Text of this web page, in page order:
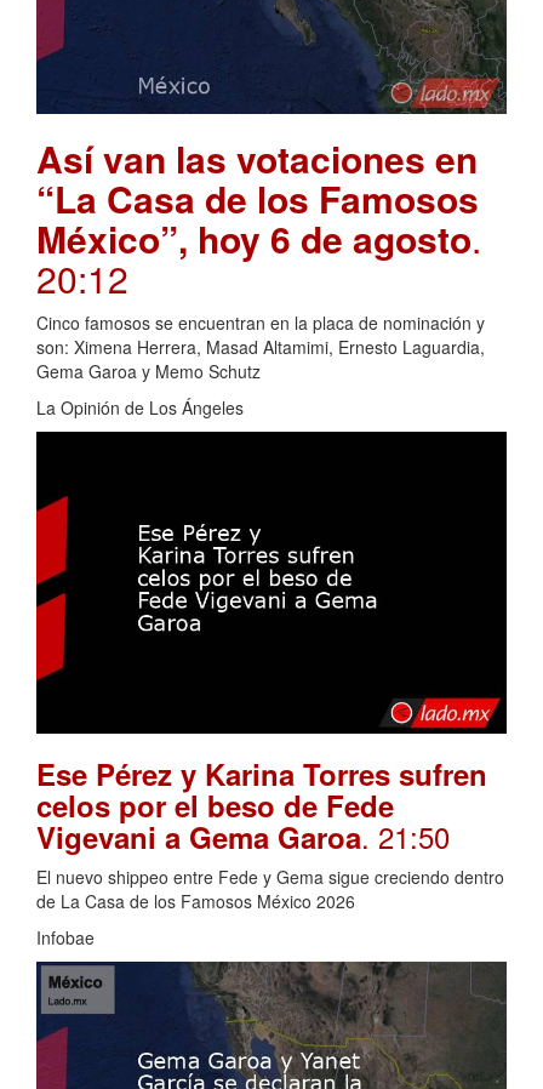
Así van las votaciones en
“La Casa de los Famosos
México”, hoy 6 de agosto.
20:12
Cinco famosos se encuentran en la placa de nominación y
son: Ximena Herrera, Masad Altamimi, Ernesto Laguardia,
Gema Garoa y Memo Schutz
La Opinión de Los Ángeles
Ese Pérez y Karina Torres sufren
celos por el beso de Fede
Vigevani a Gema Garoa. 21:50
El nuevo shippeo entre Fede y Gema sigue creciendo dentro
de La Casa de los Famosos México 2026
Infobae